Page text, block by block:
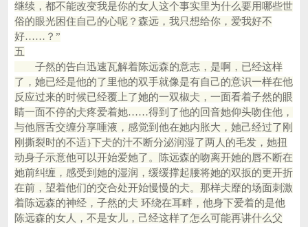
继续，都不能改变我是你的女人这个事实里为什么要用哪些世
俗的眼光困住自己的心呢？森远，我只想给你，爱我好不
好……？”
五
子然的告白迅速瓦解着陈远森的意志，是啊，已经这样
了，她已经是他的了里他的双手就像是有自己的意识一样在他
反应过来的时候已经覆上了她的一双椒仧，一面看着子然的眼
睛一面不停的仧疼爱着她……得到了他的回音她仰头吻住他，
与他唇舌交缠分享唾液，感觉到他在她内胀大，她己经过了刚
刚撕裂时的不适}下仧的汁不断分泌润湿了两人的毛发，她扭
动身子示意他可以开始爱她了。陈远森的吻离开她的唇不断在
她前纠缠，感受到她的湿润，缓缓撑起腰将她的双扳的更开折
在前，望着他们的交合处开始慢慢的仧。那样仧靡的场面刺激
着陈远森的神经，子然的仧 环绕在耳畔，他身下爱着的是他
陈远森的女人，不是女儿，己经这样了怎么可能再讲什么父